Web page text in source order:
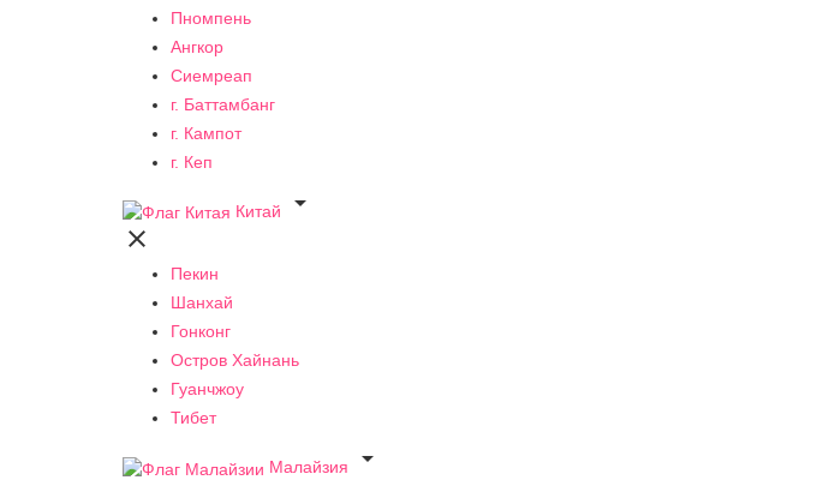
Пномпень
Ангкор
Сиемреап
г. Баттамбанг
г. Кампот
г. Кеп
Китай


Пекин
Шанхай
Гонконг
Остров Хайнань
Гуанчжоу
Тибет
Малайзия
